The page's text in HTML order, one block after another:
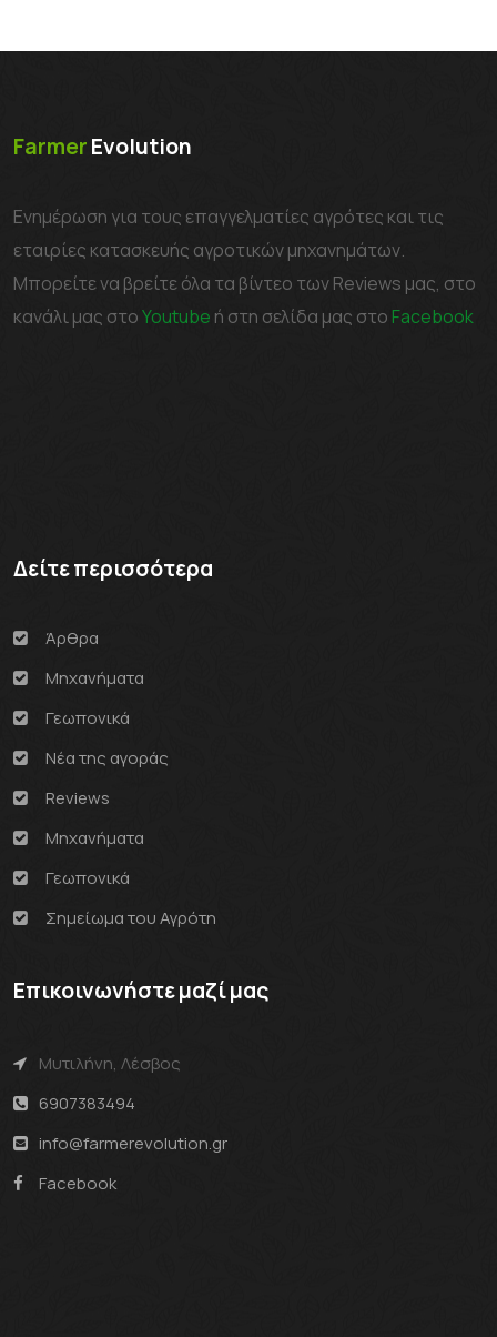
FarmerEvolution
Ενημέρωση για τους επαγγελματίες αγρότες και τις
εταιρίες κατασκευής αγροτικών μηχανημάτων.
Μπορείτε να βρείτε όλα τα βίντεο των Reviews μας, στο
κανάλι μας στοYoutube ή στη σελίδα μας στοFacebook
Δείτε περισσότερα
Άρθρα
Μηχανήματα
Γεωπονικά
Νέα της αγοράς
Reviews
Μηχανήματα
Γεωπονικά
Σημείωμα του Αγρότη
Επικοινωνήστε μαζί μας
Μυτιλήνη, Λέσβος
6907383494
info@farmerevolution.gr
Facebook